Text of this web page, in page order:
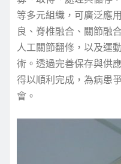
等多元組織，可廣泛應
良、脊椎融合、關節融
人工關節翻修，以及運
術。透過完善保存與供
得以順利完成，為病患
會。